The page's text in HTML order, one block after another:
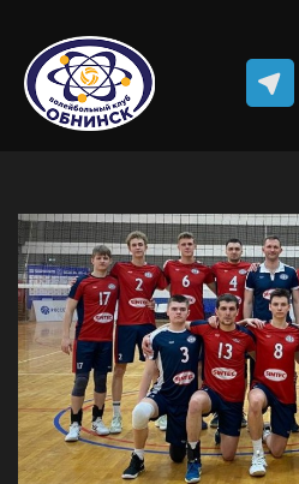
Новости
Классический волейбол
Пляжный волейбол
Результаты